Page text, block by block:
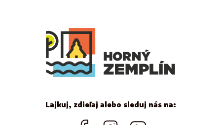
Lajkuj, zdieľaj alebo sleduj nás na: